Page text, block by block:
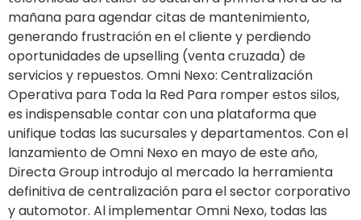
mañana para agendar citas de mantenimiento,
generando frustración en el cliente y perdiendo
oportunidades de upselling (venta cruzada) de
servicios y repuestos. Omni Nexo: Centralización
Operativa para Toda la Red Para romper estos silos,
es indispensable contar con una plataforma que
unifique todas las sucursales y departamentos. Con el
lanzamiento de Omni Nexo en mayo de este año,
Directa Group introdujo al mercado la herramienta
definitiva de centralización para el sector corporativo
y automotor. Al implementar Omni Nexo, todas las